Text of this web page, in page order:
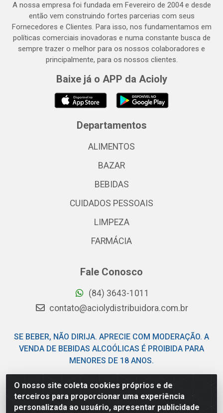
O nosso site coleta cookies próprios e de
terceiros para proporcionar uma experiência
personalizada ao usuário, apresentar publicidade
A nossa empresa foi fundada em Fevereiro de 2004 e desde
então vem construindo fortes parcerias com seus
Fornecedores e Clientes. Para isso, nos fundamentamos em
políticas comerciais inovadoras e numa constante busca de
sempre trazer o melhor para os nossos colaboradores e
principalmente, para os nossos clientes.
Baixe já o APP da Acioly
Departamentos
ALIMENTOS
BAZAR
BEBIDAS
CUIDADOS PESSOAIS
LIMPEZA
FARMÁCIA
Fale Conosco
(84) 3643-1011
contato@aciolydistribuidora.com.br
SE BEBER, NÃO DIRIJA. APRECIE COM MODERAÇÃO. A
VENDA DE BEBIDAS ALCOÓLICAS É PROIBIDA PARA
MENORES DE 18 ANOS.
Acioly Distribuidora - Av Piloto Pereira Tim - Parque de
Exposições - Parnamirim/RN - CEP 59146-480 - CNPJ